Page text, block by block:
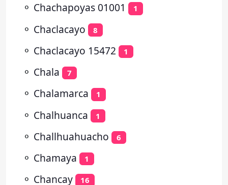
⚬ Chachapoyas 01001 1
⚬ Chaclacayo 8
⚬ Chaclacayo 15472 1
⚬ Chala 7
⚬ Chalamarca 1
⚬ Chalhuanca 1
⚬ Challhuahuacho 6
⚬ Chamaya 1
⚬ Chancay 16